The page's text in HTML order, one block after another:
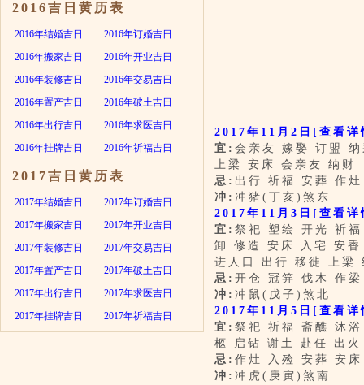
2016吉日黄历表
2016年结婚吉日
2016年订婚吉日
2016年搬家吉日
2016年开业吉日
2016年装修吉日
2016年交易吉日
2016年置产吉日
2016年破土吉日
2016年出行吉日
2016年求医吉日
2016年挂牌吉日
2016年祈福吉日
2017吉日黄历表
2017年结婚吉日
2017年订婚吉日
2017年搬家吉日
2017年开业吉日
2017年装修吉日
2017年交易吉日
2017年置产吉日
2017年破土吉日
2017年出行吉日
2017年求医吉日
2017年挂牌吉日
2017年祈福吉日
2017年11月2日 [查看
宜: 会亲友 嫁娶 订盟
上梁 安床 会亲友 纳财
忌: 出行 祈福 安葬 作灶
冲: 冲猪(丁亥)煞东
2017年11月3日 [查看
宜: 祭祀 塑绘 开光 祈
卸 修造 安床 入宅 安
进人口 出行 移徙 上梁
忌: 开仓 冠笄 伐木 作梁
冲: 冲鼠(戊子)煞北
2017年11月5日 [查看
宜: 祭祀 祈福 斋醮 沐
柩 启钻 谢土 赴任 出
忌: 作灶 入殓 安葬 安床
冲: 冲虎(庚寅)煞南